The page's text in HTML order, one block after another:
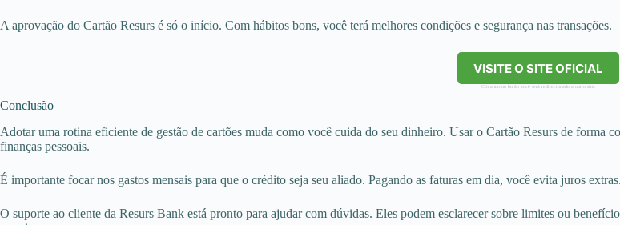
A aprovação do Cartão Resurs é só o início. Com hábitos bons, você terá melhores condições e segurança nas transações.
VISITE O SITE OFICIAL
Clicando no botão você será redirecionado a outro site.
Conclusão
Adotar uma rotina eficiente de gestão de cartões muda como você cuida do seu dinheiro. Usar o Cartão Resurs de forma
finanças pessoais.
É importante focar nos gastos mensais para que o crédito seja seu aliado. Pagando as faturas em dia, você evita juros
O suporte ao cliente da Resurs Bank está pronto para ajudar com dúvidas. Eles podem esclarecer sobre limites ou